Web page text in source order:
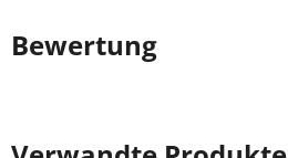
Bewertung